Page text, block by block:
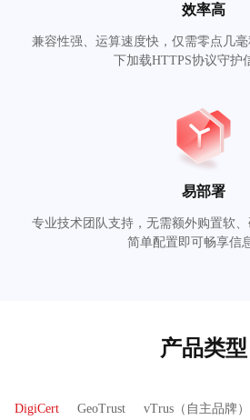
效率高
兼容性强、运算速度快，仅需零点几
下加载HTTPS协议守护
易部署
专业技术团队支持，无需额外购置软、
简单配置即可畅享信
产品类型
DigiCert GeoTrust vTrus（自主品牌）